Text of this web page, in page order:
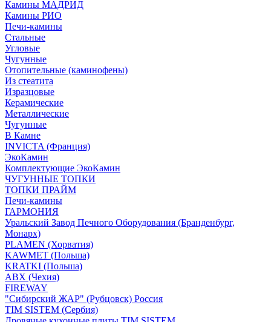
Камины МАДРИД
Камины РИО
Печи-камины
Стальные
Угловые
Чугунные
Отопительные (каминофены)
Из стеатита
Изразцовые
Керамические
Металлические
Чугунные
В Камне
INVICTA (Франция)
ЭкоКамин
Комплектующие ЭкоКамин
ЧУГУННЫЕ ТОПКИ
ТОПКИ ПРАЙМ
Печи-камины
ГАРМОНИЯ
Уральский Завод Печного Оборудования (Бранденбург,
Монарх)
PLAMEN (Хорватия)
KAWMET (Польша)
KRATKI (Польша)
ABX (Чехия)
FIREWAY
"Сибирский ЖАР" (Рубцовск) Россия
TIM SISTEM (Сербия)